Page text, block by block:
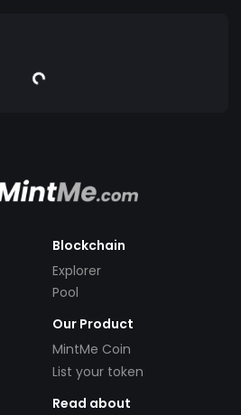
Blockchain
Explorer
Pool
Our Product
MintMe Coin
List your token
Read about